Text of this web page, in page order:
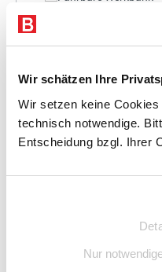
Wir schätzen Ihre
Wir setzen keine
technisch notwendige.
Entscheidung bzgl. Ihrer
Nur